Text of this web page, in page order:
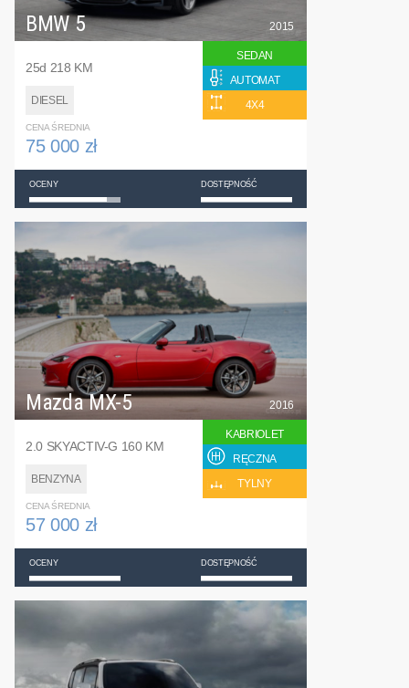
BMW 5
25d 218 KM
DIESEL
2015
SEDAN
AUTOMAT
4X4
CENA ŚREDNIA
75 000 zł
OCENY DOSTĘPNOŚĆ
Mazda MX-5
2.0 SKYACTIV-G 160 KM
BENZYNA
2016
KABRIOLET
RĘCZNA
TYLNY
CENA ŚREDNIA
57 000 zł
OCENY DOSTĘPNOŚĆ